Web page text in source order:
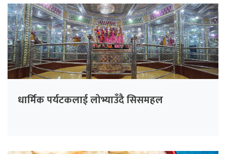
धार्मिक पर्यटकलाई लोभ्याउँदै सिसमहल